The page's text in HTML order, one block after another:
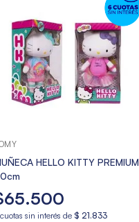
HELLO KITTY PREMIUM
65.500
cuotas sin interés de $ 21.833